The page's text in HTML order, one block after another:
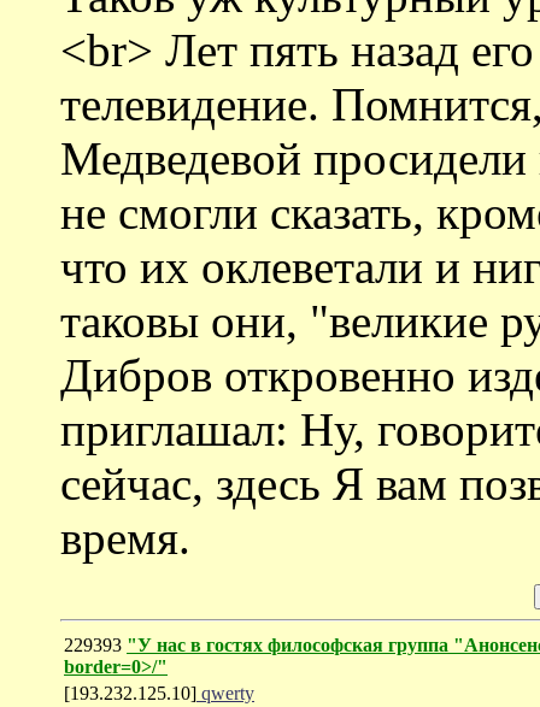
<br> Лет пять назад
телевидение.
Медведевой
не смогли сказать,
что их оклеветали и
таковы они, "великие
Дибров откровенно
приглашал: Ну,
сейчас, здесь Я вам
время.
229393 "У нас в гостях философская группа
border=0>/"
[193.232.125.10] qwerty